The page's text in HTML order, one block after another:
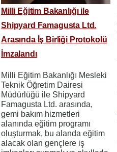
Milli Eğitim Bakanlığı ile
Shipyard Famagusta Ltd.
Arasında İş Birliği Protokolü
İmzalandı
Milli Eğitim Bakanlığı Mesleki
Teknik Öğretim Dairesi
Müdürlüğü ile Shipyard
Famagusta Ltd. arasında,
gemi bakım hizmetleri
alanında eğitim programı
oluşturmak, bu alanda eğitim
alacak olan gençlere iş